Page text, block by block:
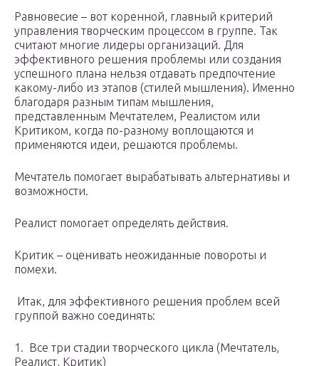
Равновесие – вот коренной, главный критерий
управления творческим процессом в группе. Так
считают многие лидеры организаций. Для
эффективного решения проблемы или создания
успешного плана нельзя отдавать предпочтение
какому-либо из этапов (стилей мышления). Именно
благодаря разным типам мышления,
представленным Мечтателем, Реалистом или
Критиком, когда по-разному воплощаются и
применяются идеи, решаются проблемы.
Мечтатель помогает вырабатывать альтернативы и
возможности.
Реалист помогает определять действия.
Критик – оценивать неожиданные повороты и
помехи.
Итак, для эффективного решения проблем всей
группой важно соединять:
1. Все три стадии творческого цикла (Мечтатель,
Реалист, Критик)